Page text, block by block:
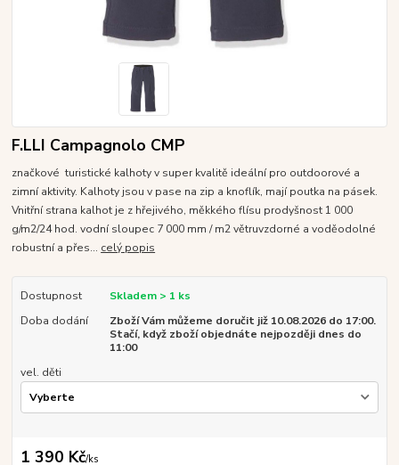
F.LLI Campagnolo CMP
značkové turistické kalhoty v super kvalitě ideální pro outdoorové a
zimní aktivity. Kalhoty jsou v pase na zip a knoflík, mají poutka na pásek.
Vnitřní strana kalhot je z hřejivého, měkkého flísu prodyšnost 1 000
g/m2/24 hod. vodní sloupec 7 000 mm / m2 větruvzdorné a voděodolné
robustní a přes... celý popis
Dostupnost
Skladem > 1 ks
Doba dodání
Zboží Vám můžeme doručit již 10.08.2026 do 17:00.
Stačí, když zboží objednáte nejpozději dnes do
11:00
vel. děti
1 390 Kč/ks